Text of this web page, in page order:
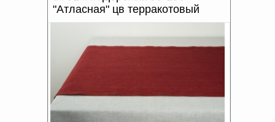
"Атласная" цв терракотовый